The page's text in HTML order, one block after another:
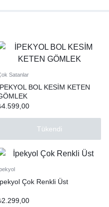
Satanlar
BOL KESİM KETEN
4.599,00
Tükendi
Çok Renkli Üst
2.299,00